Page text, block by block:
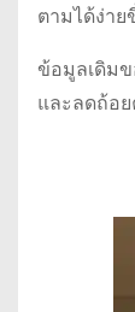
ตามได้ง่า
ข้อมูลเดิม
และลดถ้อ